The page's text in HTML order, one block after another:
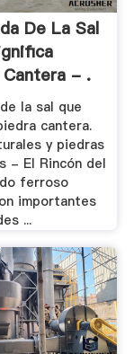
De La Sal
Cantera - .
la sal que
cantera.
y piedras
- El Rincón del
ferroso
importantes
...